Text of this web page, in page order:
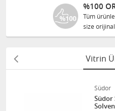
%100
Tüm
size orijinal
Vitrin
Südor
Südor